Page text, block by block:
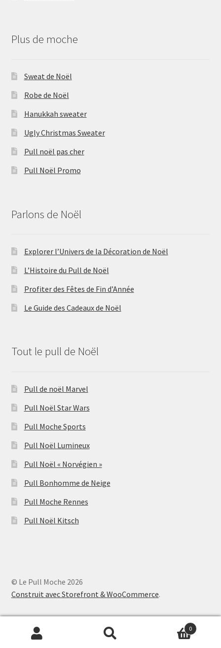
Plus de moche
Sweat de Noël
Robe de Noël
Hanukkah sweater
Ugly Christmas Sweater
Pull noël pas cher
Pull Noël Promo
Parlons de Noël
Explorer l’Univers de la Décoration de Noël
L’Histoire du Pull de Noël
Profiter des Fêtes de Fin d’Année
Le Guide des Cadeaux de Noël
Tout le pull de Noël
Pull de noël Marvel
Pull Noël Star Wars
Pull Moche Sports
Pull Noël Lumineux
Pull Noël « Norvégien »
Pull Bonhomme de Neige
Pull Moche Rennes
Pull Noël Kitsch
© Le Pull Moche 2026
Construit avec Storefront & WooCommerce.
Recherche
Recherche
0